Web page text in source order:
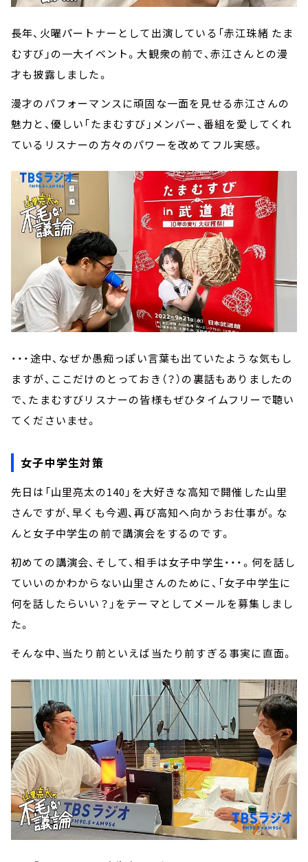
長年、火曜パートナーとして出演している「赤江珠緒 たま
むすび」の一大イベント。大観衆の前で、赤江さんとの漫
才も披露しました。
漫才のパフォーマンスに頑固な一面を見せる赤江さんの
魅力と、優しい「たまむすび」メンバー、番組を愛してくれ
ているリスナーの方々のパワーを改めてフル実感。
・・・途中、なぜか愚痴っぽい言葉も出ていたような気もし
ますが、ここだけのとっておき（？）の裏話もありましたの
で、たまむすびリスナーの皆様もぜひタイムフリーで聴い
てくださいませ。
女子中学生対策
先日は「山里亮太の140」を大好きな高知で開催した山里
さんですが、早くも今週、再び高知へ向かうお仕事が。な
んと女子中学生の前で講演会をするのです。
初めての講演会、そして、相手は女子中学生・・・。何を話し
ていいのかわからない山里さんのために、「女子中学生に
何を話したらいい？」をテーマとしてメールを募集しまし
た。
そんな中、当たり前といえば当たり前すぎる事実に直面。